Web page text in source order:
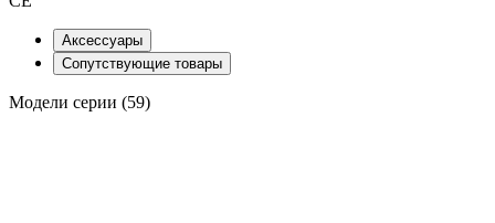
Аксессуары
Сопутствующие товары
Модели серии (59)